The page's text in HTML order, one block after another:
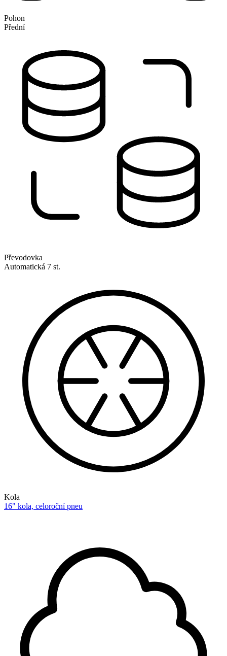
Pohon
Přední
Převodovka
Automatická 7 st.
Kola
16" kola, celoroční pneu